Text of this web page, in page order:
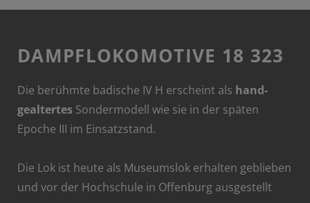
DAMPFLOKOMOTIVE 18 323
Die berühmte badische IV H erscheint als hand-
gealtertes Sondermodell wie sie in der späten
Epoche III im Einsatzstand.
Die Lok ist heute als Museumslok erhalten geblieben
und vor der Hochschule in Offenburg ausgestellt